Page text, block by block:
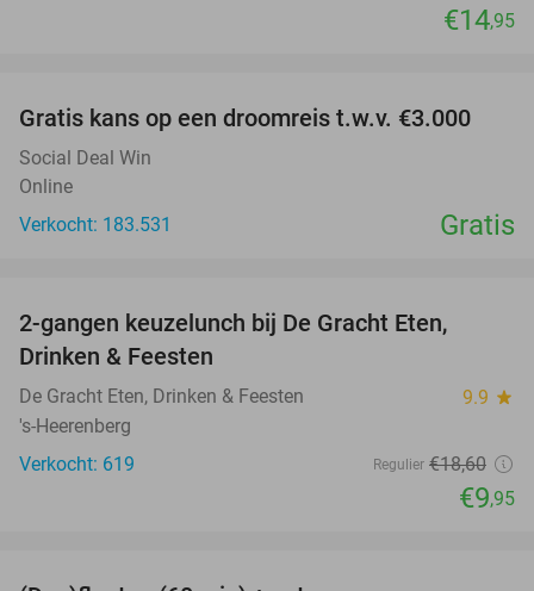
€14,95
Gratis kans op een droomreis t.w.v. €3.000
Social Deal Win
Online
Verkocht: 183.531
Gratis
2-gangen keuzelunch bij De Gracht Eten,
Drinken & Feesten
De Gracht Eten, Drinken & Feesten 9.9 star
's-Heerenberg
Verkocht: 619
Regulier €18,60
€9,95